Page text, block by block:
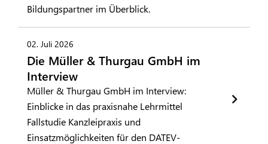
Bildungspartner im Überblick.
02. Juli 2026
Die Müller & Thurgau GmbH im
Interview
Müller & Thurgau GmbH im Interview:
Einblicke in das praxisnahe Lehrmittel
Fallstudie Kanzleipraxis und
Einsatzmöglichkeiten für den DATEV-